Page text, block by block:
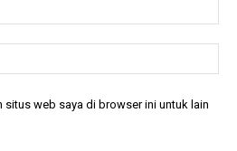
situs web saya di browser ini untuk lain